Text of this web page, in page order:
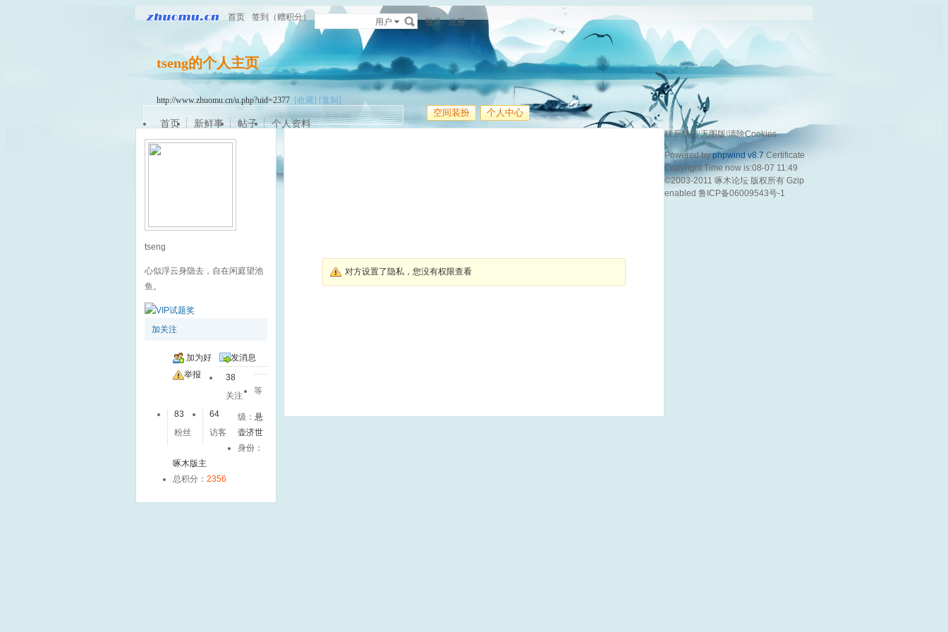
首页 签到（赠积分） 用户 登录 注册
tseng的个人主页
http://www.zhuomu.cn/u.php?uid=2377 [收藏] [复制]
空间装扮 个人中心
首页 新鲜事 帖子 个人资料
tseng
心似浮云身隐去，自在闲庭望池
鱼。
加关注
加为好
友
发消息
举报
38
关注
83
粉丝
64
访客
等
级：悬
壶济世
身份：
啄木版主
总积分： 2356
对方设置了隐私，您没有权限查看
联系我们|无图版|清除Cookies
Powered byphpwind v8.7 Certificate
Copyright Time now is:08-07 11:49
©2003-2011 啄木论坛 版权所有 Gzip
enabled 鲁ICP备06009543号-1